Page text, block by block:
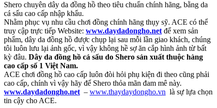
Shero chuyên dây da đồng hồ theo tiêu chuẩn chính hãng, bằng da
cá sấu cao cấp nhập khẩu.
Nhằm phục vụ nhu cầu chơi đồng chính hãng thụy sỹ. ACE có thể
truy cập trực tiếp Website: www.daydadongho.net để xem sản
phẩm, dây da đồng hồ được chụp lại sau mỗi lần giao khách, chúng
tôi luôn lưu lại ảnh gốc, vì vậy không hề sợ ăn cắp hình ảnh từ bất
kỳ đâu. Dây da đồng hồ cá sấu do Shero sản xuất thuộc hàng
cao cấp số 1 Việt Nam.
ACE chơi đồng hồ cao cấp luôn đòi hỏi phụ kiện đi theo cũng phải
cao cấp, chính vì vậy hãy để Shero thỏa mãn đam mê này.
www.daydadongho.net – www.thaydaydongho.vn là sự lựa chọn
tin cậy cho ACE.